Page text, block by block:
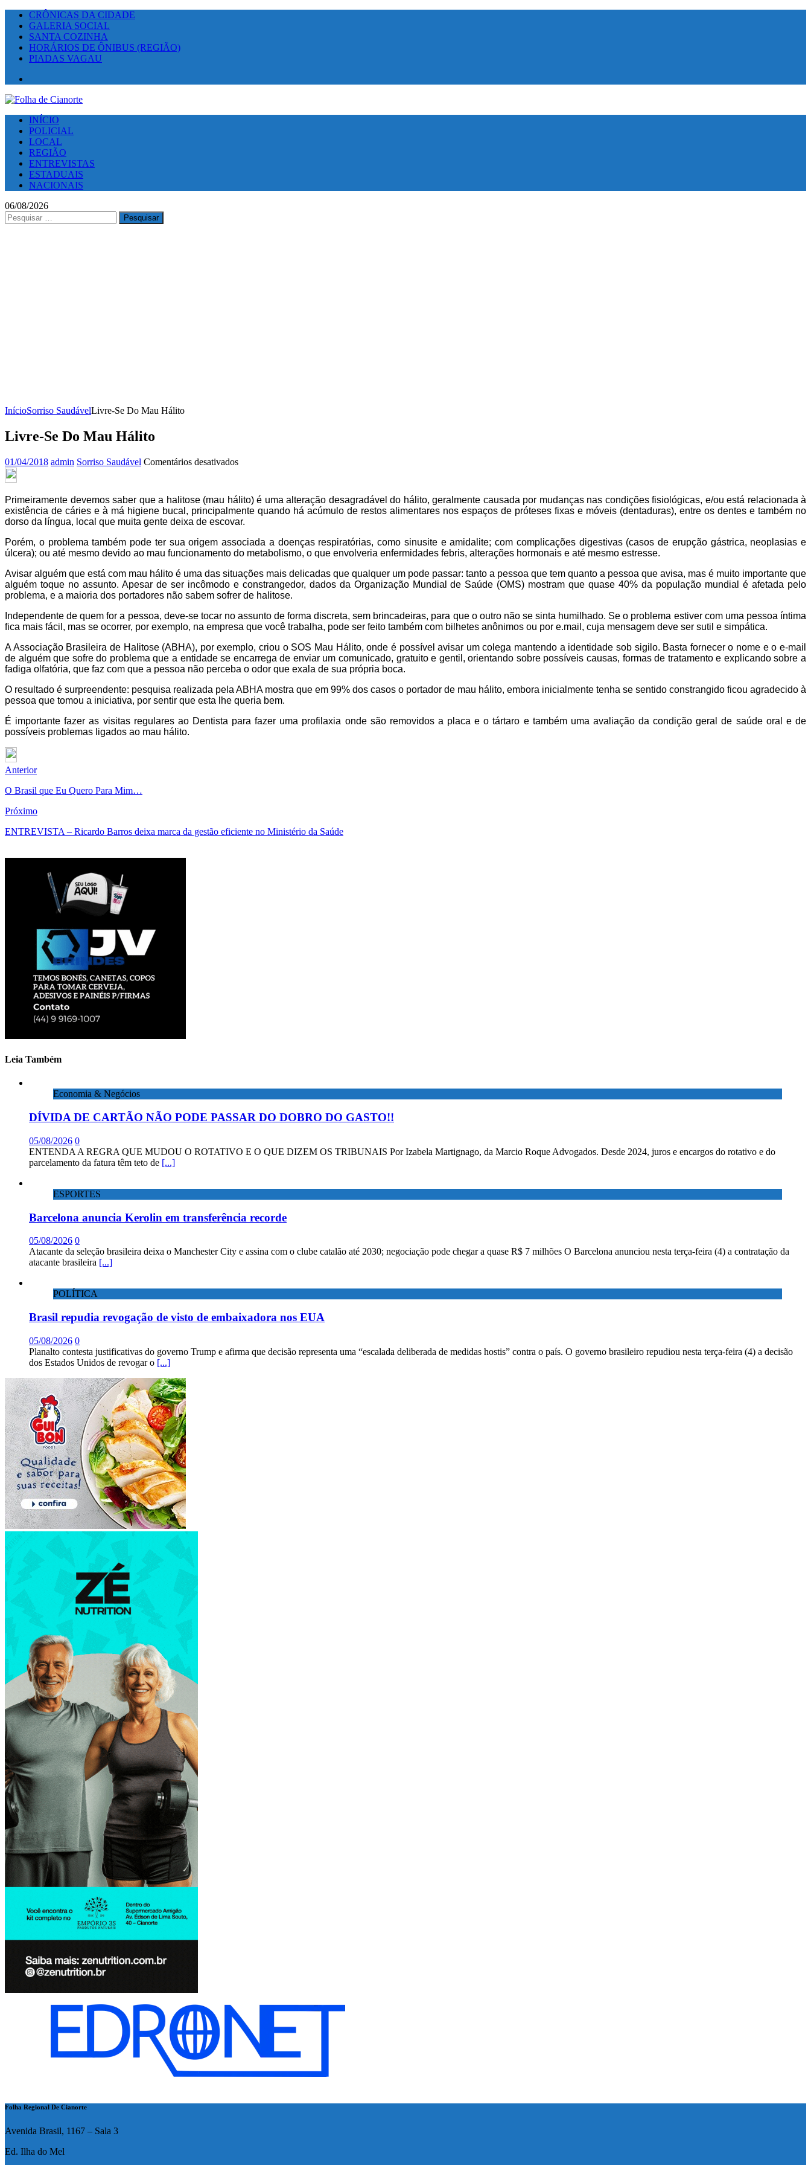
CRÔNICAS DA CIDADE
GALERIA SOCIAL
SANTA COZINHA
HORÁRIOS DE ÔNIBUS (REGIÃO)
PIADAS VAGAU
INÍCIO
POLICIAL
LOCAL
REGIÃO
ENTREVISTAS
ESTADUAIS
NACIONAIS
06/08/2026
Pesquisar
por:
InícioSorriso SaudávelLivre-Se Do Mau Hálito
Livre-Se Do Mau Hálito
01/04/2018 admin Sorriso Saudável Comentários desativadosem
Do
Mau
Hálito
Primeiramente devemos saber que a halitose (mau hálito) é uma alteração desagradável do hálito, geralmente causada por mudanças nas condições fisiológicas, e/ou está relacionada à
existência de cáries e à má higiene bucal, principalmente quando há acúmulo de restos alimentares nos espaços de próteses fixas e móveis (dentaduras), entre os dentes e também no
dorso da língua, local que muita gente deixa de escovar.
Porém, o problema também pode ter sua origem associada a doenças respiratórias, como sinusite e amidalite; com complicações digestivas (casos de erupção gástrica, neoplasias e
úlcera); ou até mesmo devido ao mau funcionamento do metabolismo, o que envolveria enfermidades febris, alterações hormonais e até mesmo estresse.
Avisar alguém que está com mau hálito é uma das situações mais delicadas que qualquer um pode passar: tanto a pessoa que tem quanto a pessoa que avisa, mas é muito importante que
alguém toque no assunto. Apesar de ser incômodo e constrangedor, dados da Organização Mundial de Saúde (OMS) mostram que quase 40% da população mundial é afetada pelo
problema, e a maioria dos portadores não sabem sofrer de halitose.
Independente de quem for a pessoa, deve-se tocar no assunto de forma discreta, sem brincadeiras, para que o outro não se sinta humilhado. Se o problema estiver com uma pessoa íntima
fica mais fácil, mas se ocorrer, por exemplo, na empresa que você trabalha, pode ser feito também com bilhetes anônimos ou por e.mail, cuja mensagem deve ser sutil e simpática.
A Associação Brasileira de Halitose (ABHA), por exemplo, criou o SOS Mau Hálito, onde é possível avisar um colega mantendo a identidade sob sigilo. Basta fornecer o nome e o e-mail
de alguém que sofre do problema que a entidade se encarrega de enviar um comunicado, gratuito e gentil, orientando sobre possíveis causas, formas de tratamento e explicando sobre a
fadiga olfatória, que faz com que a pessoa não perceba o odor que exala de sua própria boca.
O resultado é surpreendente: pesquisa realizada pela ABHA mostra que em 99% dos casos o portador de mau hálito, embora inicialmente tenha se sentido constrangido ficou agradecido à
pessoa que tomou a iniciativa, por sentir que esta lhe queria bem.
É importante fazer as visitas regulares ao Dentista para fazer uma profilaxia onde são removidos a placa e o tártaro e também uma avaliação da condição geral de saúde oral e de
possíveis problemas ligados ao mau hálito.
Anterior
O Brasil que Eu Quero Para Mim…
Próximo
ENTREVISTA – Ricardo Barros deixa marca da gestão eficiente no Ministério da Saúde
Leia Também
Economia & Negócios
DÍVIDA DE CARTÃO NÃO PODE PASSAR DO DOBRO DO GASTO!!
05/08/2026 0
ENTENDA A REGRA QUE MUDOU O ROTATIVO E O QUE DIZEM OS TRIBUNAIS Por Izabela Martignago, da Marcio Roque Advogados. Desde 2024, juros e encargos do rotativo e do
parcelamento da fatura têm teto de [...]
ESPORTES
Barcelona anuncia Kerolin em transferência recorde
05/08/2026 0
Atacante da seleção brasileira deixa o Manchester City e assina com o clube catalão até 2030; negociação pode chegar a quase R$ 7 milhões O Barcelona anunciou nesta terça-feira (4) a contratação da
atacante brasileira [...]
POLÍTICA
Brasil repudia revogação de visto de embaixadora nos EUA
05/08/2026 0
Planalto contesta justificativas do governo Trump e afirma que decisão representa uma “escalada deliberada de medidas hostis” contra o país. O governo brasileiro repudiou nesta terça-feira (4) a decisão
dos Estados Unidos de revogar o [...]
Folha Regional De Cianorte
Avenida Brasil, 1167 – Sala 3
Ed. Ilha do Mel